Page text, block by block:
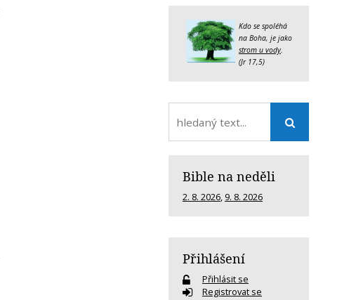
Kdo se spoléhá
na Boha, je jako
strom u vody.
(Jr 17,5)
Bible na neděli
2. 8. 2026, 9. 8. 2026
Přihlášení
Přihlásit se
Registrovat se